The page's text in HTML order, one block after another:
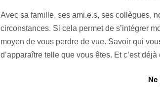
Avec sa famille, ses ami.e.s, ses collègues,
circonstances. Si cela permet de s’intégrer
moyen de vous perdre de vue. Savoir qui
d’apparaître telle que vous êtes. Et c’est